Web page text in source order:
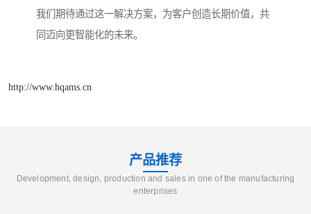
我们期待通过这一解决方案，为客户创造长期价值，共
同迈向更智能化的未来。
http://www.hqams.cn
产品推荐
Development, design, production and sales in one of the manufacturing
enterprises